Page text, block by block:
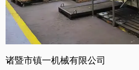
诸暨市镇一机械有限公司